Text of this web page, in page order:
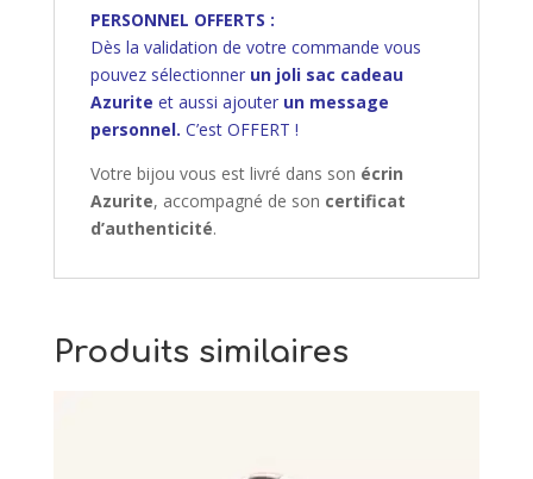
PERSONNEL OFFERTS :
Dès la validation de votre commande vous
pouvez sélectionner un joli sac cadeau
Azurite et aussi ajouter un message
personnel. C’est OFFERT !
Votre bijou vous est livré dans son écrin
Azurite, accompagné de son certificat
d’authenticité.
Produits similaires